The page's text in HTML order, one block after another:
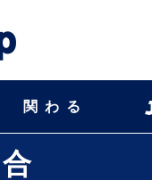
関わる